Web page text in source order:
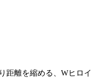
距離を縮める、Wヒロイ